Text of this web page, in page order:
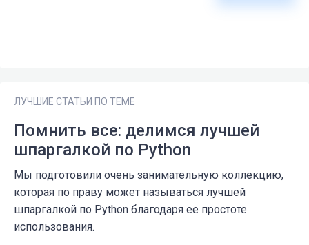
ЛУЧШИЕ СТАТЬИ ПО ТЕМЕ
Помнить все: делимся лучшей
шпаргалкой по Python
Мы подготовили очень занимательную коллекцию,
которая по праву может называться лучшей
шпаргалкой по Python благодаря ее простоте
использования.